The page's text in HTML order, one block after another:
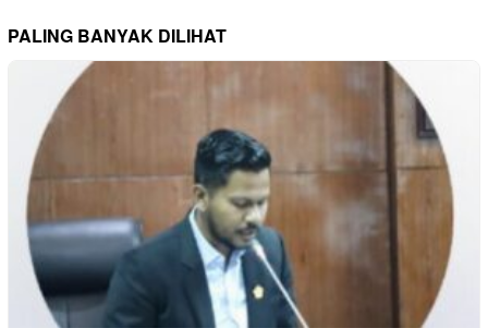
PALING BANYAK DILIHAT